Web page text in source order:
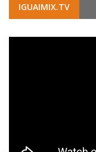
IGUAIMIX.TV